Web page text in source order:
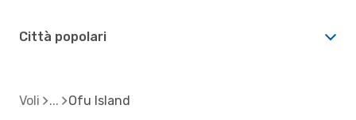
Città popolari
Voli Ofu Island